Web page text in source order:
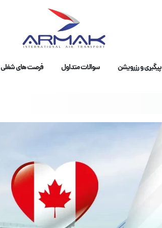
پیگیری و رزرویشن سوالات متداول فرصت های شغلی